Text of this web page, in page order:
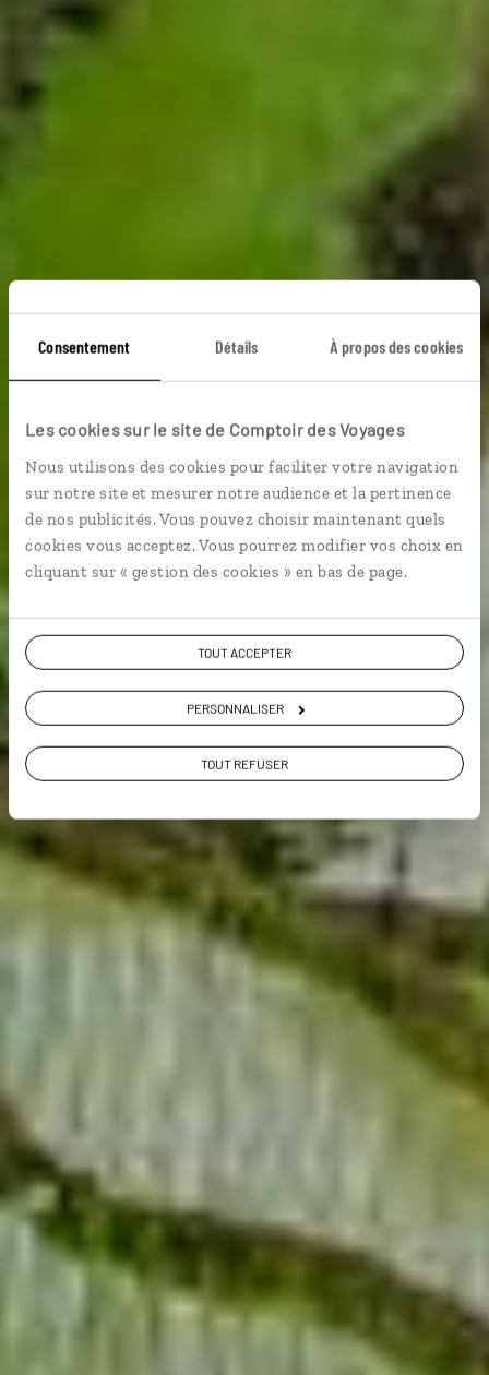
Consentement Détails À propos des cookies
Les cookies sur le site de Comptoir des Voyages
Nous utilisons des cookies pour faciliter votre navigation
sur notre site et mesurer notre audience et la pertinence
de nos publicités. Vous pouvez choisir maintenant quels
cookies vous acceptez. Vous pourrez modifier vos choix en
cliquant sur « gestion des cookies » en bas de page.
TOUT ACCEPTER
PERSONNALISER
TOUT REFUSER
Rizières latines
Circuit philippin de Manille au nord de l’île de Luzon.
Voir les 8 avis sur les voyages aux
VOIR LA GALERIE PHOTOS